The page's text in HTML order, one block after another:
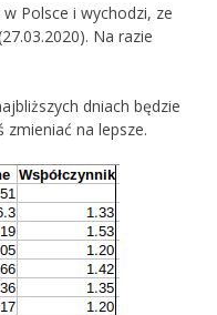
Polsce i wychodzi, ze
Na razie
dniach będzie
zmieniać na lepsze.